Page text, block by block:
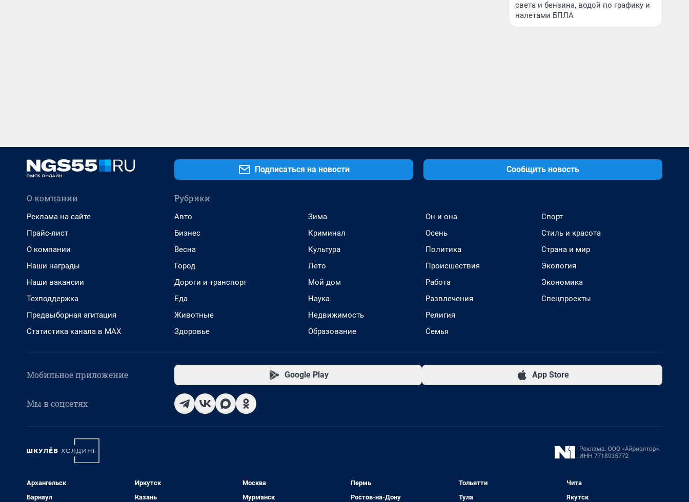
света и бензина, водой по графику и
налетами БПЛА
Подписаться на новости Сообщить новость
О компании
Реклама на сайте
Прайс-лист
О компании
Наши награды
Наши вакансии
Техподдержка
Предвыборная агитация
Статистика канала в MAX
Рубрики
Авто
Бизнес
Весна
Город
Дороги и транспорт
Еда
Животные
Здоровье
Зима
Криминал
Культура
Лето
Мой дом
Наука
Недвижимость
Образование
Он и она
Осень
Политика
Происшествия
Работа
Развлечения
Религия
Семья
Спорт
Стиль и красота
Страна и мир
Экология
Экономика
Спецпроекты
Мобильное приложение Google Play App Store
Мы в соцсетях
Архангельск
Барнаул
Иркутск
Казань
Москва
Мурманск
Пермь
Ростов-на-Дону
Тольятти
Тула
Чита
Якутск